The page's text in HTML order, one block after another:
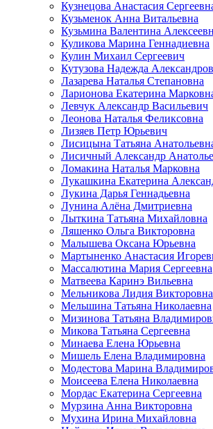
Кузнецова Анастасия
Кузьменок Анна Витальевна
Кузьмина Валентина
Куликова Марина Геннадиевна
Кулин Михаил Сергеевич
Кутузова Надежда
Лазарева Наталья Степановна
Ларионова Екатерина
Левчук Александр Васильевич
Леонова Наталья Феликсовна
Лизяев Петр Юрьевич
Лисицына Татьяна
Лисичный Александр
Ломакина Наталья Марковна
Лукашкина Екатерина
Лукина Дарья Геннадьевна
Лунина Алёна Дмитриевна
Лыткина Татьяна Михайловна
Ляшенко Ольга Викторовна
Малышева Оксана Юрьевна
Мартыненко Анастасия
Массалютина Мария Сергеевна
Матвеева Каринэ Вильевна
Мельникова Лидия Викторовна
Мельшина Татьяна Николаевна
Мизинова Татьяна
Микова Татьяна Сергеевна
Минаева Елена Юрьевна
Мишель Елена Владимировна
Модестова Марина
Моисеева Елена Николаевна
Мордас Екатерина Сергеевна
Мурзина Анна Викторовна
Мухина Ирина Михайловна